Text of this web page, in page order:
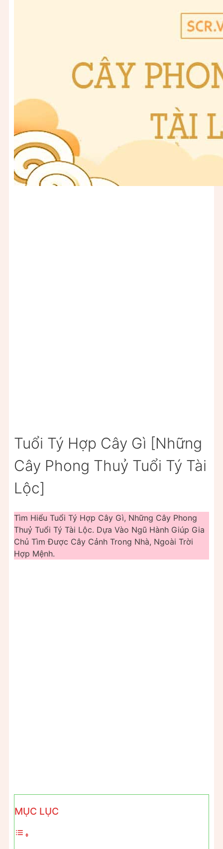
Tuổi Tý Hợp Cây Gì [Những
Cây Phong Thuỷ Tuổi Tý Tài
Lộc]
Tìm Hiểu Tuổi Tý Hợp Cây Gì, Những Cây Phong
Thuỷ Tuổi Tý Tài Lộc. Dựa Vào Ngũ Hành Giúp Gia
Chủ Tìm Được Cây Cảnh Trong Nhà, Ngoài Trời
Hợp Mệnh.
MỤC LỤC